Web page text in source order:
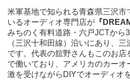
米軍基地で知られる青森県三沢市
いるオーディオ専門店が 『
みちのく有料道路・六戸JCTから
（三沢十和田線）沿いにあり、
です。代表の舘野さんもこのお店
で働いており、アメリカのカーオ
激を受けながらDIYでオーディオ